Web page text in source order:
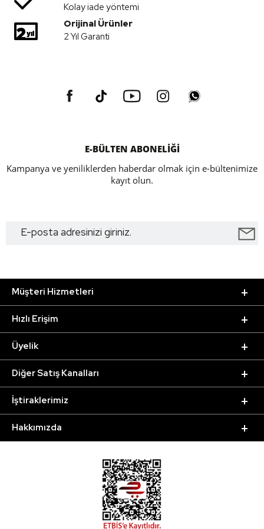
Kolay iade yöntemi
Orijinal Ürünler
2 Yıl Garanti
E-BÜLTEN ABONELİĞİ
Kampanya ve yeniliklerden haberdar olmak için e-bültenimize
kayıt olun.
Müşteri Hizmetleri
Hızlı Erişim
Üyelik
Diğer Satış Kanalları
İştiraklerimiz
Hakkımızda